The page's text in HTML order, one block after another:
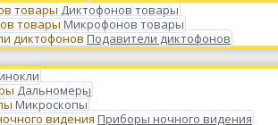
Диктофонов товары
Микрофонов товары
Подавители диктофонов
Дальномеры
Микроскопы
Приборы ночного видения